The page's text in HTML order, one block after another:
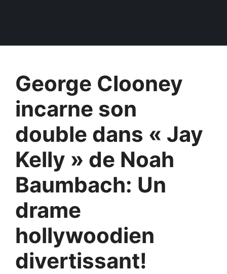
George Clooney
incarne son
double dans « Jay
Kelly » de Noah
Baumbach: Un
drame
hollywoodien
divertissant!